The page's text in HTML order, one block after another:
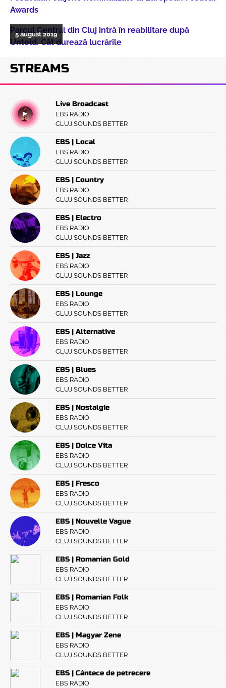
Awards
Parcul Central din Cluj intră în reabilitare după
Untold. Cât durează lucrările
5 august 2019
STREAMS
Live Broadcast
EBS RADIO
CLUJ SOUNDS BETTER
EBS | Local
EBS RADIO
CLUJ SOUNDS BETTER
EBS | Country
EBS RADIO
CLUJ SOUNDS BETTER
EBS | Electro
EBS RADIO
CLUJ SOUNDS BETTER
EBS | Jazz
EBS RADIO
CLUJ SOUNDS BETTER
EBS | Lounge
EBS RADIO
CLUJ SOUNDS BETTER
EBS | Alternative
EBS RADIO
CLUJ SOUNDS BETTER
EBS | Blues
EBS RADIO
CLUJ SOUNDS BETTER
EBS | Nostalgie
EBS RADIO
CLUJ SOUNDS BETTER
EBS | Dolce Vita
EBS RADIO
CLUJ SOUNDS BETTER
EBS | Fresco
EBS RADIO
CLUJ SOUNDS BETTER
EBS | Nouvelle Vague
EBS RADIO
CLUJ SOUNDS BETTER
EBS | Romanian Gold
EBS RADIO
CLUJ SOUNDS BETTER
EBS | Romanian Folk
EBS RADIO
CLUJ SOUNDS BETTER
EBS | Magyar Zene
EBS RADIO
CLUJ SOUNDS BETTER
EBS | Cântece de petrecere
EBS RADIO